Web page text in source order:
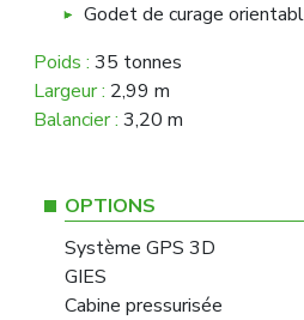
Godet de curage
Poids : 35 tonnes
Largeur : 2,99 m
Balancier : 3,20 m
OPTIONS
Système GPS 3D
GIES
Cabine pressurisée